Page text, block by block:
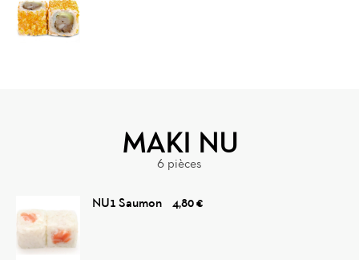
MAKI NU
6 pièces
NU1 Saumon 4,80 €